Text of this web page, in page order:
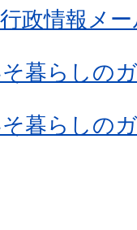
政情報メ
暮らしの
暮らしの